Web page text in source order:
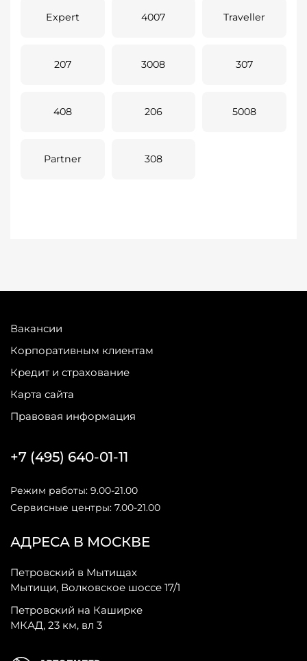
Expert 4007 Traveller
207 3008 307
408 206 5008
Partner 308
Вакансии
Корпоративным клиентам
Кредит и страхование
Карта сайта
Правовая информация
АДРЕСА В МОСКВЕ
Петровский в Мытищах
Мытищи, Волковское шоссе 17/1
Петровский на Каширке
МКАД, 23 км, вл 3
+7 (495) 640-01-11
Режим работы: 9.00-21.00
Сервисные центры: 7.00-21.00